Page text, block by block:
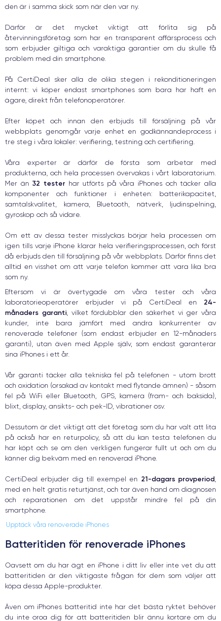
den är i samma skick som när den var ny.
Därför är det mycket viktigt att förlita sig på
återvinningsföretag som har en transparent affärsprocess och
som erbjuder giltiga och varaktiga garantier om du skulle få
problem med din smartphone.
På CertiDeal sker alla de olika stegen i rekonditioneringen
internt: vi köper endast smartphones som bara har haft en
ägare, direkt från telefonoperatörer.
Efter köpet och innan den erbjuds till försäljning på vår
webbplats genomgår varje enhet en godkännandeprocess i
tre steg i våra lokaler: verifiering, testning och certifiering.
Våra experter är därför de första som arbetar med
produkterna, och hela processen övervakas i vårt laboratorium.
Mer än 32 testerhar utförts på våra iPhones och täcker alla
komponenter och funktioner i enheten: batterikapacitet,
samtalskvalitet, kamera, Bluetooth, nätverk, ljudinspelning,
gyroskop och så vidare.
Om ett av dessa tester misslyckas börjar hela processen om
igen tills varje iPhone klarar hela verifieringsprocessen, och först
då erbjuds den till försäljning på vår webbplats. Därför finns det
alltid en visshet om att varje telefon kommer att vara lika bra
som ny.
Eftersom vi är övertygade om våra tester och våra
laboratorieoperatörer erbjuder vi på CertiDeal en 24-
månaders garanti, vilket fördubblar den säkerhet vi ger våra
kunder, inte bara jämfört med andra konkurrenter av
renoverade telefoner (som endast erbjuder en 12-månaders
garanti), utan även med Apple själv, som endast garanterar
sina iPhones i ett år.
Vår garanti täcker alla tekniska fel på telefonen - utom brott
och oxidation (orsakad av kontakt med flytande ämnen) - såsom
fel på WiFi eller Bluetooth, GPS, kamera (fram- och baksida),
blixt, display, ansikts- och pek-ID, vibrationer osv.
Dessutom är det viktigt att det företag som du har valt att lita
på också har en returpolicy, så att du kan testa telefonen du
har köpt och se om den verkligen fungerar fullt ut och om du
känner dig bekväm med en renoverad iPhone.
CertiDeal erbjuder dig till exempel en 21-dagars provperiod
med en helt gratis returtjänst, och tar även hand om diagnosen
och reparationen om det uppstår mindre fel på din
smartphone.
Upptäck våra renoverade iPhones
Batteritiden för renoverade iPhones
Oavsett om du har ägt en iPhone i ditt liv eller inte vet du att
batteritiden är den viktigaste frågan för dem som väljer att
köpa dessa Apple-produkter.
Även om iPhones batteritid inte har det bästa ryktet behöver
du inte oroa dig för att batteritiden blir ännu kortare om du